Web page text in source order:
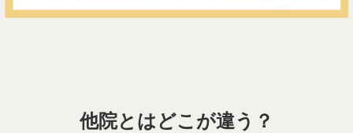
他院とはどこが違う？